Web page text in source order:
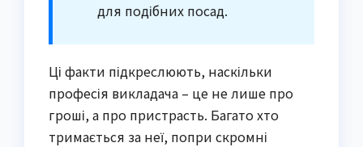
для подібних посад.
Ці факти підкреслюють, наскільки
професія викладача – це не лише про
гроші, а про пристрасть. Багато хто
тримається за неї, попри скромні